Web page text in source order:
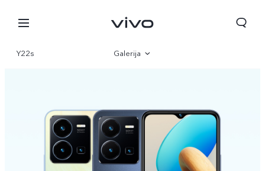
Y22s Galerija
Specifikacije